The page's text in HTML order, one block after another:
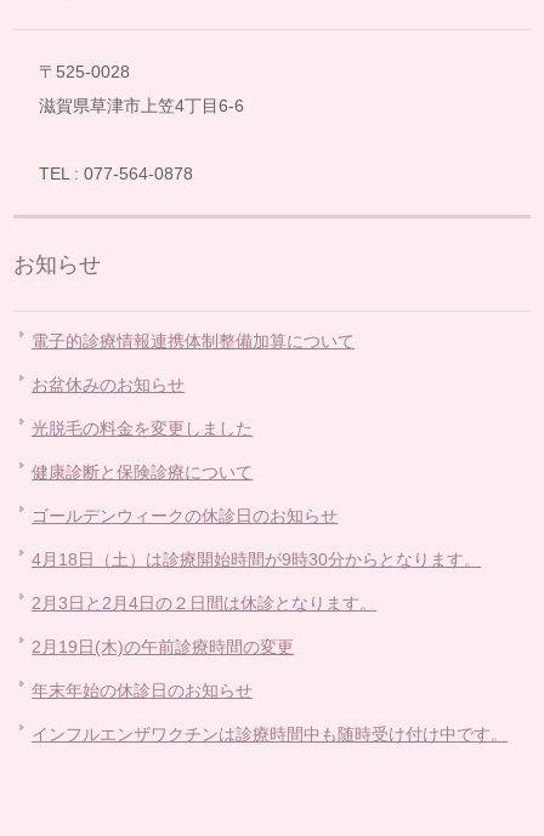
〒525-0028
滋賀県草津市上笠4丁目6-6
TEL : 077-564-0878
お知らせ
電子的診療情報連携体制整備加算について
お盆休みのお知らせ
光脱毛の料金を変更しました
健康診断と保険診療について
ゴールデンウィークの休診日のお知らせ
4月18日（土）は診療開始時間が9時30分からとなります。
2月3日と2月4日の２日間は休診となります。
2月19日(木)の午前診療時間の変更
年末年始の休診日のお知らせ
インフルエンザワクチンは診療時間中も随時受け付け中です。